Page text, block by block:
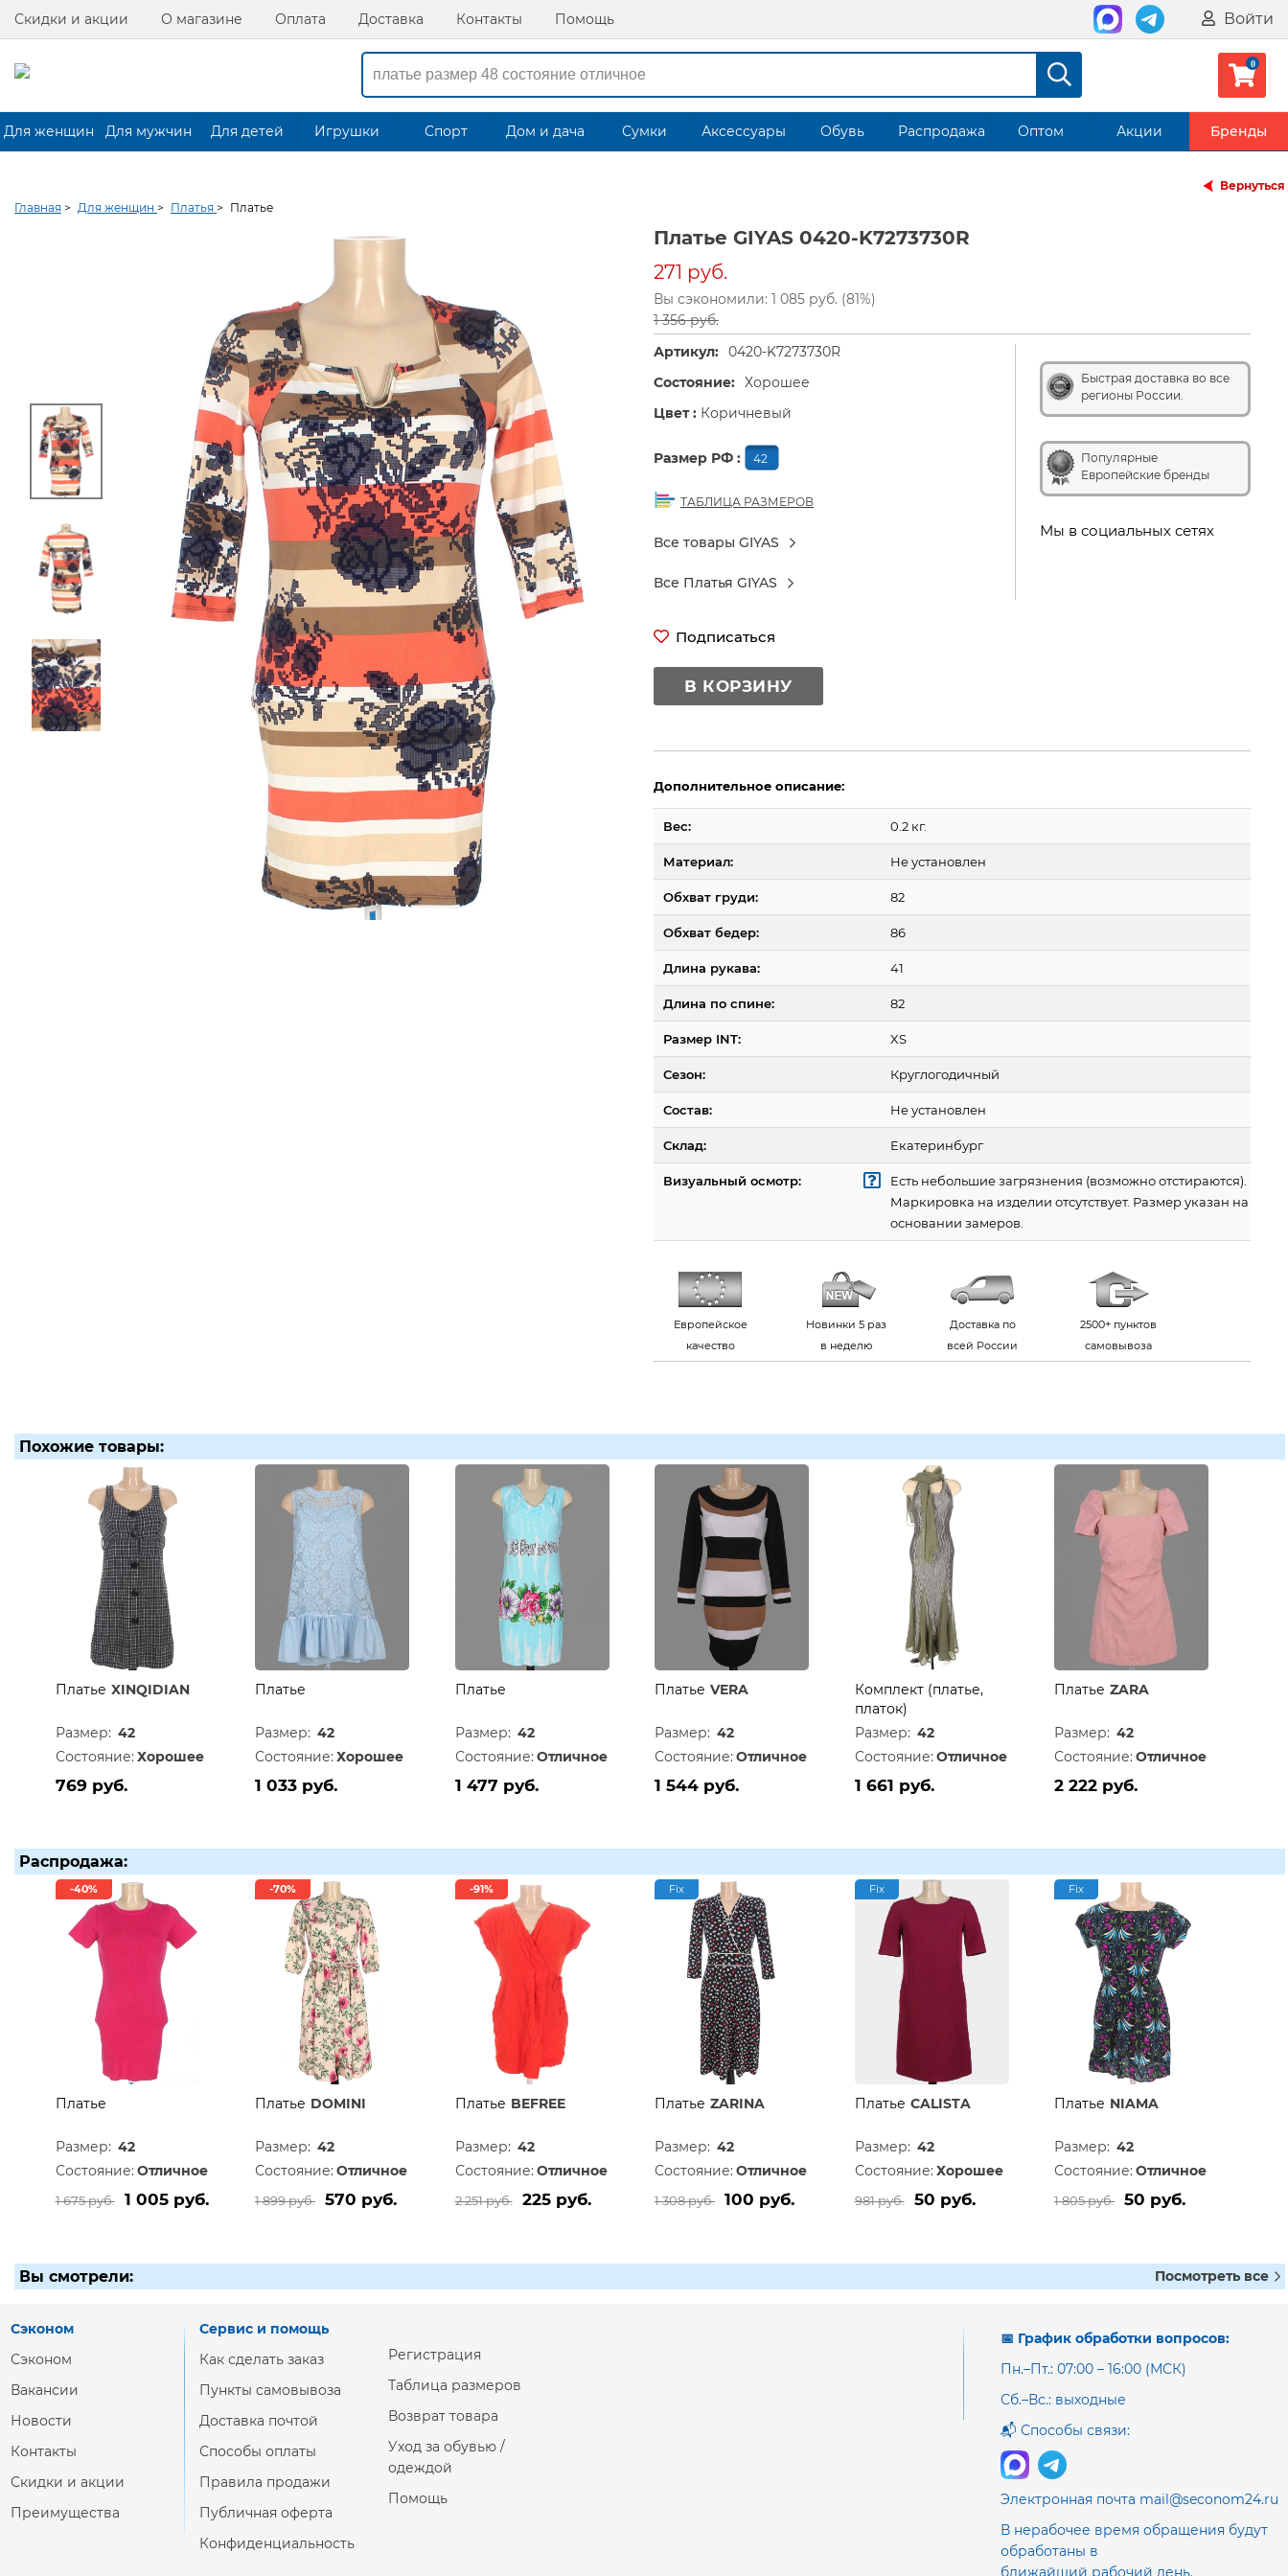
Скидки и акции О магазине Оплата Доставка Контакты Помощь Войти
Для женщин Для мужчин Для детей Игрушки Спорт Дом и дача Сумки Аксессуары Обувь Распродажа Оптом Акции Бренды
Вернуться
Главная > Для женщин > Платья > Платье
Платье GIYAS 0420-K7273730R
271 руб.
Вы сэкономили: 1 085 руб. (81%)
1 356 руб.
Быстрая доставка во все
регионы России.
Популярные
Европейские бренды
Мы в социальных сетях
Артикул: 0420-K7273730R
Состояние: Хорошее
Цвет : Коричневый
Размер РФ : 42
ТАБЛИЦА РАЗМЕРОВ
Все товары GIYAS
Все Платья GIYAS
Подписаться
В КОРЗИНУ
Дополнительное описание:
Вес: 0.2 кг.
Материал: Не установлен
Обхват груди: 82
Обхват бедер: 86
Длина рукава: 41
Длина по спине: 82
Размер INT: XS
Сезон: Круглогодичный
Состав: Не установлен
Склад: Екатеринбург
Визуальный осмотр:
Есть небольшие загрязнения (возможно отстираются).
Маркировка на изделии отсутствует. Размер указан на
основании замеров.
Европейское
качество
Новинки 5 раз
в неделю
Доставка по
всей России
2500+ пунктов
самовывоза
Похожие товары:
Платье XINQIDIAN
Размер: 42
Состояние: Хорошее
769 руб.
Платье
Размер: 42
Состояние: Хорошее
1 033 руб.
Платье
Размер: 42
Состояние: Отличное
1 477 руб.
Платье VERA
Размер: 42
Состояние: Отличное
1 544 руб.
Комплект (платье,
платок)
Размер: 42
Состояние: Отличное
1 661 руб.
Платье ZARA
Размер: 42
Состояние: Отличное
2 222 руб.
Распродажа:
-40%
Платье
Размер: 42
Состояние: Отличное
1 675 руб. 1 005 руб.
-70%
Платье DOMINI
Размер: 42
Состояние: Отличное
1 899 руб. 570 руб.
-91%
Платье BEFREE
Размер: 42
Состояние: Отличное
2 251 руб. 225 руб.
Fix
Платье ZARINA
Размер: 42
Состояние: Отличное
1 308 руб. 100 руб.
Fix
Платье CALISTA
Размер: 42
Состояние: Хорошее
981 руб. 50 руб.
Fix
Платье NIAMA
Размер: 42
Состояние: Отличное
1 805 руб. 50 руб.
Вы смотрели: Посмотреть все
📅 График обработки вопросов:
Пн.–Пт.: 07:00 – 16:00 (МСК)
Сб.–Вс.: выходные
📬 Способы связи:
Электронная почта mail@seconom24.ru
В нерабочее время обращения будут
обработаны в
ближайший рабочий день.
Сэконом
Сэконом
Вакансии
Новости
Контакты
Скидки и акции
Преимущества
Сервис и помощь
Как сделать заказ
Пункты самовывоза
Доставка почтой
Способы оплаты
Правила продажи
Публичная оферта
Конфиденциальность
Регистрация
Таблица размеров
Возврат товара
Уход за обувью /
одеждой
Помощь